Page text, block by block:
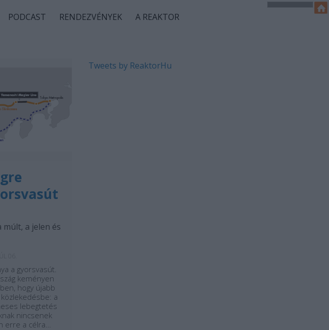
PODCAST RENDEZVÉNYEK A REAKTOR
múlt, a jelen és
a gyorsvasút.
keményen
hogy újabb
a
lebegtetés
nincsenek
erre a célra…
Tweets by ReaktorHu